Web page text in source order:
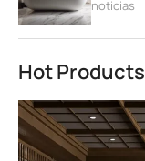
noticias
Hot Products